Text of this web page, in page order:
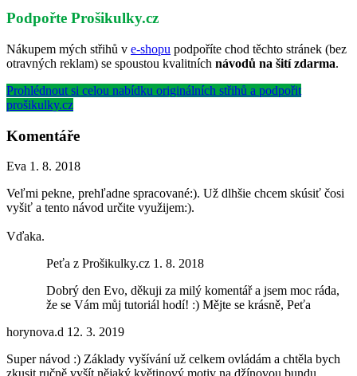
Podpořte Prošikulky.cz
Nákupem mých střihů v e-shopu podpoříte chod těchto stránek (bez
otravných reklam) se spoustou kvalitních návodů na šití zdarma.
Prohlédnout si celou nabídku originálních střihů a podpořit
prošikulky.cz
Komentáře
Eva 1. 8. 2018
Veľmi pekne, prehľadne spracované:). Už dlhšie chcem skúsiť čosi
vyšiť a tento návod určite využijem:).
Vďaka.
Peťa z Prošikulky.cz 1. 8. 2018
Dobrý den Evo, děkuji za milý komentář a jsem moc ráda,
že se Vám můj tutoriál hodí! :) Mějte se krásně, Peťa
horynova.d 12. 3. 2019
Super návod :) Základy vyšívání už celkem ovládám a chtěla bych